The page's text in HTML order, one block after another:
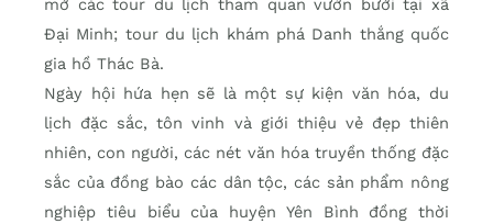
Đại Minh; tour du lịch khám phá Danh thắng quốc
gia hồ Thác Bà.
Ngày hội hứa hẹn sẽ là một sự kiện văn hóa, du
lịch đặc sắc, tôn vinh và giới thiệu vẻ đẹp thiên
nhiên, con người, các nét văn hóa truyền thống đặc
sắc của đồng bào các dân tộc, các sản phẩm nông
nghiệp tiêu biểu của huyện Yên Bình đồng thời